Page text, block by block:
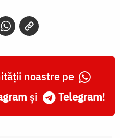
noastre pe
și Telegram!